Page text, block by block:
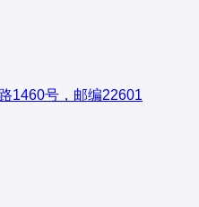
1460号，邮编22601